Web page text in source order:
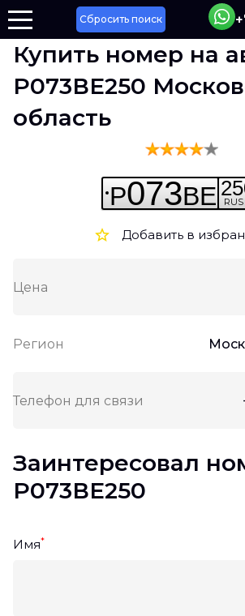
Сбросить поиск
Купить номер на
Р073ВЕ250
область
Р073ВЕ RUS
Добавить в
Цена
Регион
Телефон для связи
Заинтересовал
Р073ВЕ250
Имя*